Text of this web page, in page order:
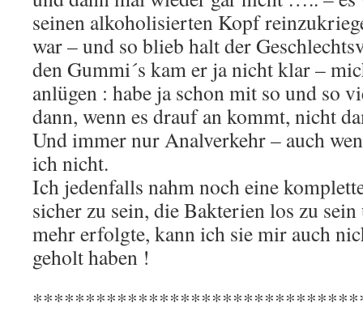
seinen alkoholisierten Kopf
war – und so blieb halt der
den Gummi´s kam er ja nicht klar –
anlügen : habe ja schon mit so und so
dann, wenn es drauf an kommt, nicht
Und immer nur Analverkehr – auch
ich nicht.
Ich jedenfalls nahm noch eine
sicher zu sein, die Bakterien los zu
mehr erfolgte, kann ich sie mir auch
geholt haben !